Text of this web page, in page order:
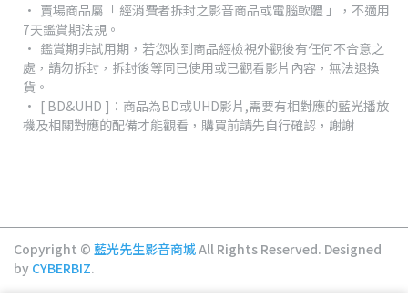
賣場商品屬「 經消費者拆封之影音商品或電腦軟體 」，不適用
7天鑑賞期法規。
鑑賞期非試用期，若您收到商品經檢視外觀後有任何不合意之
處，請勿拆封，拆封後等同已使用或已觀看影片內容，無法退換
貨。
[ BD&UHD ]：商品為BD或UHD影片,需要有相對應的藍光播放
機及相關對應的配備才能觀看，購買前請先自行確認，謝謝
Copyright © 藍光先生影音商城All Rights Reserved. Designed
by CYBERBIZ.